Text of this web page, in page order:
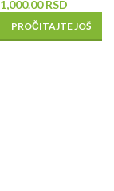
1,000.00RSD
PROČITAJTE JOŠ